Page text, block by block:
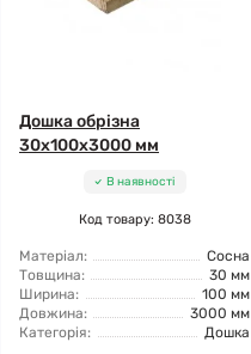
Дошка обрізна
30x100x3000 мм
В наявності
Код товару: 8038
Матеріал:
Сосна
Товщина:
30 мм
Ширина:
100 мм
Довжина:
3000 мм
Категорія:
Дошка